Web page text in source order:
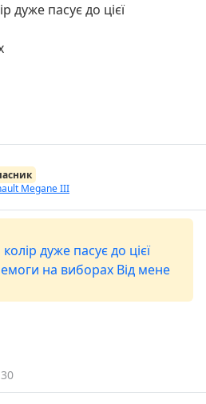
дуже пасує до цієї
Megane III
дуже пасує до цієї